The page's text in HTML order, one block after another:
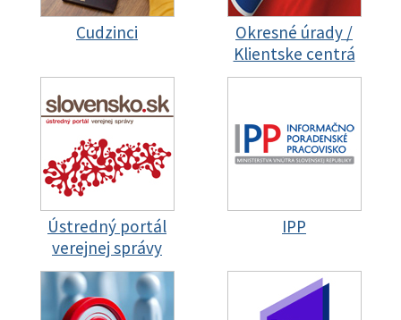
Cudzinci
Okresné úrady /
Klientske centrá
Ústredný portál
verejnej správy
IPP